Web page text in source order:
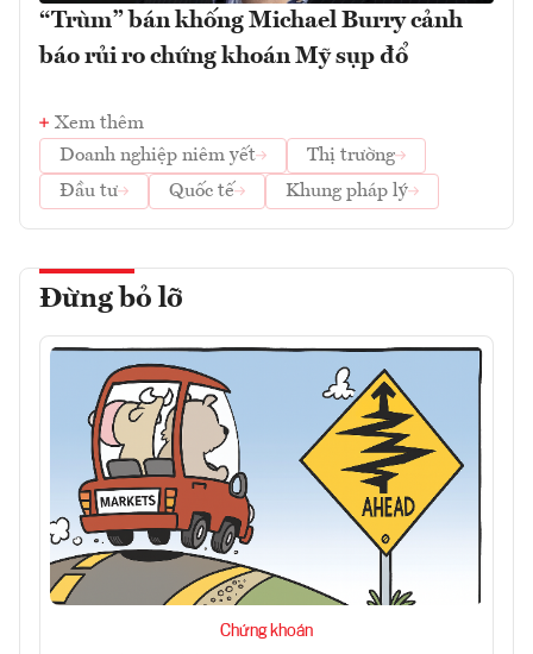
“Trùm” bán khống Michael Burry cảnh
báo rủi ro chứng khoán Mỹ sụp đổ
Xem thêm
Doanh nghiệp niêm yết
Thị trường
Đầu tư
Quốc tế Khung pháp lý
Đừng bỏ lỡ
Chứng khoán